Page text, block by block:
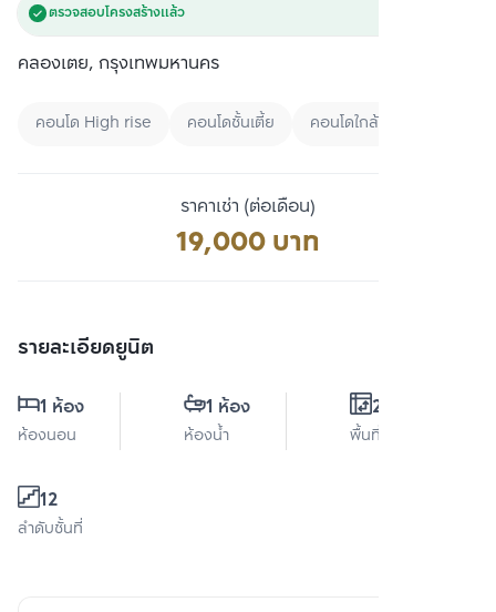
ตรวจสอบโครงสร้างแล้ว
คลองเตย, กรุงเทพมหานคร
คอนโด High rise คอนโดชั้นเตี้ย คอนโดใกล้สวน
ราคาเช่า (ต่อเดือน)
19,000 บาท
รายละเอียดยูนิต
1 ห้อง
ห้องนอน
1 ห้อง
ห้องน้ำ
26 ตร.ม.
พื้นที่ใช้สอย
12
ลำดับชั้นที่